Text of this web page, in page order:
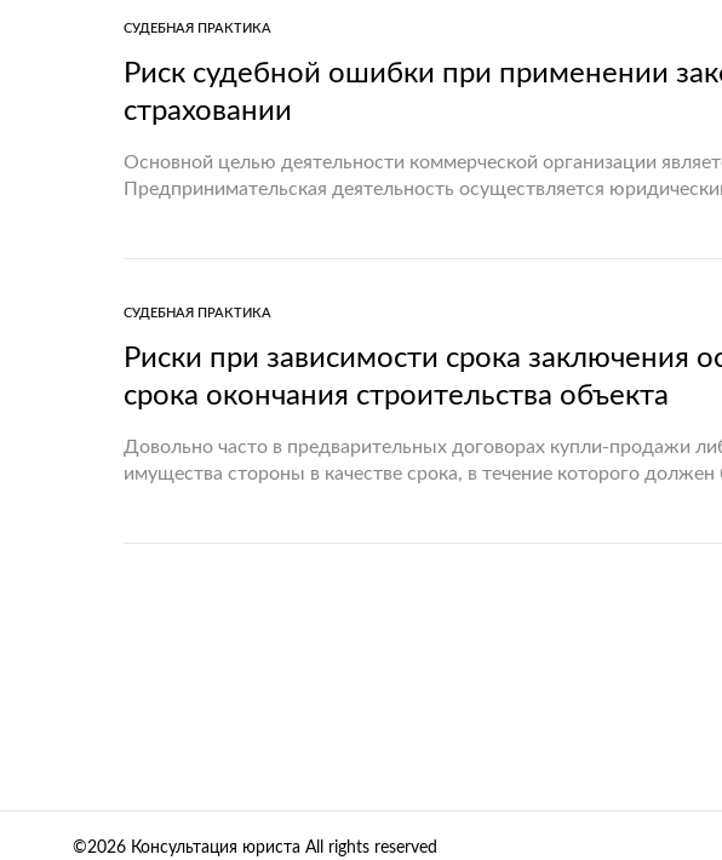
СУДЕБНАЯ ПРАКТИКА
Риск судебной ошибки при применении
страховании
Основной целью деятельности коммерческой организации
Предпринимательская деятельность осуществляется
СУДЕБНАЯ ПРАКТИКА
Риски при зависимости срока заключения
срока окончания строительства объекта
Довольно часто в предварительных договорах купли-продажи
имущества стороны в качестве срока, в течение которого
©2026 Консультация юриста All rights reserved